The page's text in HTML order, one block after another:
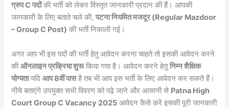
ग्रुप C पदोंकी भर्ती को लेकर विस्तृत जानकारी प्रदान की हैं। आपकी
जानकारी के लिए बताते चले की,पटना नियमित मजदूर (Regular Mazdoor
– Group C Post) की भर्ती निकाली गई।
अगर आप भी इस पदों की भर्ती हेतु आवेदन करना चाहते तो इसकी आवेदन करने
कीऑनलाइन प्रक्रिया शुरूकिया गया है। आवेदन करने हेतुनिम्न शैक्षिक
योग्यतायदिआप 8वीं पासहै तब भी आप इस भर्ती के लिए आवेदन कर सकते हैं।
नीचे बताएंगे उपयुक्त सभी विवरण को पढ़े जाने और आसानी से Patna High
Court Group C Vacancy 2025 आवेदन कैसे करें इसकी पूरी जानकारी